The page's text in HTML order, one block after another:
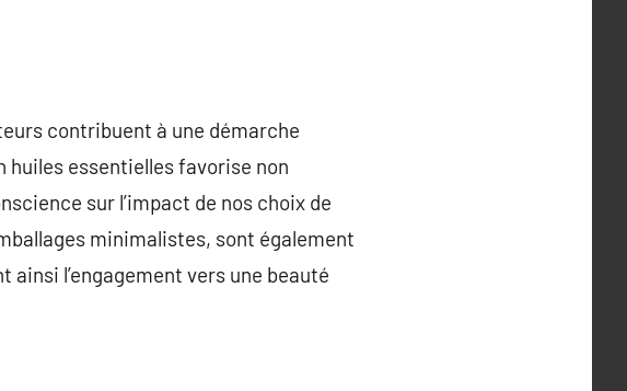
contribuent à une démarche
huiles essentielles favorise non
sur l’impact de nos choix de
minimalistes, sont également
l’engagement vers une beauté